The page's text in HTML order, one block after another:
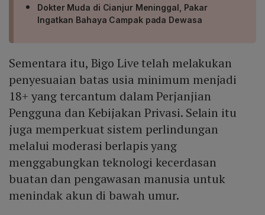
Dokter Muda di Cianjur Meninggal, Pakar
Ingatkan Bahaya Campak pada Dewasa
Sementara itu, Bigo Live telah melakukan
penyesuaian batas usia minimum menjadi
18+ yang tercantum dalam Perjanjian
Pengguna dan Kebijakan Privasi. Selain itu
juga memperkuat sistem perlindungan
melalui moderasi berlapis yang
menggabungkan teknologi kecerdasan
buatan dan pengawasan manusia untuk
menindak akun di bawah umur.